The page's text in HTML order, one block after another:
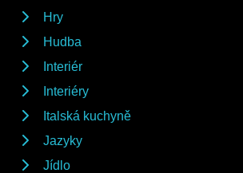
Hry
Hudba
Interiér
Interiéry
Italská kuchyně
Jazyky
Jídlo